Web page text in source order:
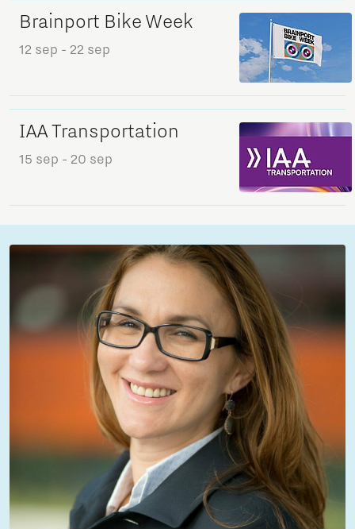
Brainport Bike Week
12 sep - 22 sep
IAA Transportation
15 sep - 20 sep